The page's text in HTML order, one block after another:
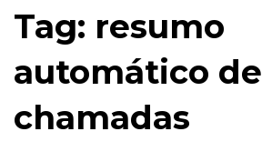
Tag: resumo
automático de
chamadas